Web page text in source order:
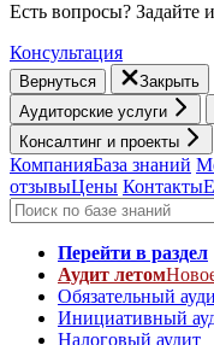
Есть вопросы? Задайте
Консультация
Вернуться
Закрыть
Аудиторские услуги
Консалтинг и проекты
КомпанияБаза знаний
отзывыЦены Контакты
Перейти в раздел
Аудит летом
Обязательный
Инициативный
Налоговый аудит